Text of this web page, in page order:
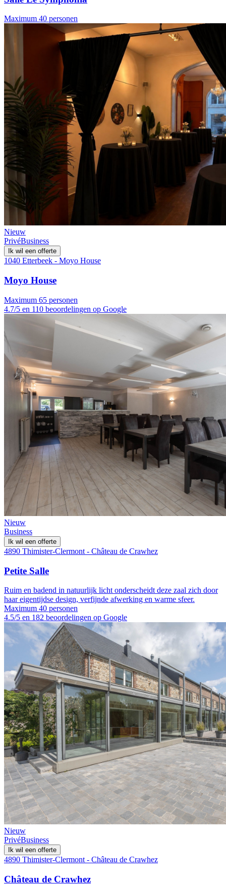
Maximum 40 personen
Nieuw
PrivéBusiness
Ik wil een offerte
1040 Etterbeek - Moyo House
Moyo House
Maximum 65 personen
4.7/5 en 110 beoordelingen op Google
Nieuw
Business
Ik wil een offerte
4890 Thimister-Clermont - Château de Crawhez
Petite Salle
Ruim en badend in natuurlijk licht onderscheidt deze zaal zich door
haar eigentijdse design, verfijnde afwerking en warme sfeer.
Maximum 40 personen
4.5/5 en 182 beoordelingen op Google
Nieuw
PrivéBusiness
Ik wil een offerte
4890 Thimister-Clermont - Château de Crawhez
Château de Crawhez